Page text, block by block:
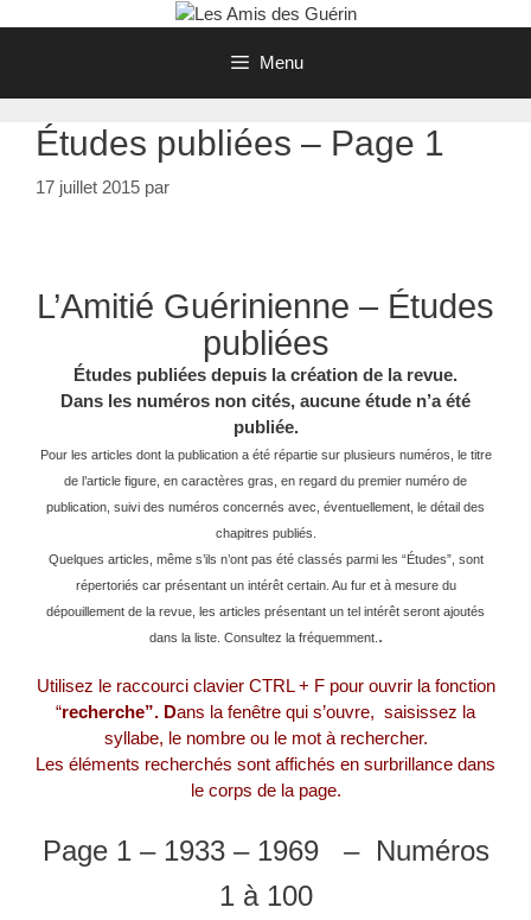
Menu
Études publiées – Page 1
17 juillet 2015 par
L’Amitié Guérinienne – Études
publiées
Études publiées depuis la création de la revue.
Dans les numéros non cités, aucune étude n’a été
publiée.
Pour les articles dont la publication a été répartie sur plusieurs numéros, le titre
de l’article figure, en caractères gras, en regard du premier numéro de
publication, suivi des numéros concernés avec, éventuellement, le détail des
chapitres publiés.
Quelques articles, même s’ils n’ont pas été classés parmi les “Études”, sont
répertoriés car présentant un intérêt certain. Au fur et à mesure du
dépouillement de la revue, les articles présentant un tel intérêt seront ajoutés
dans la liste. Consultez la fréquemment. .
Utilisez le raccourci clavier CTRL + F pour ouvrir la fonction
“recherche”. Dans la fenêtre qui s’ouvre, saisissez la
syllabe, le nombre ou le mot à rechercher.
Les éléments recherchés sont affichés en surbrillance dans
le corps de la page.
Page 1 – 1933 – 1969 – Numéros
1 à 100